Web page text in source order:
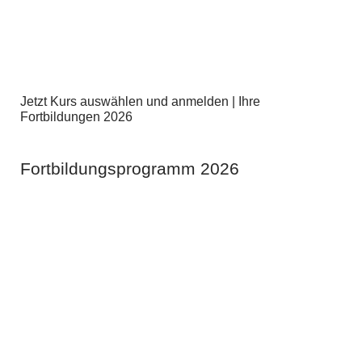
Jetzt Kurs auswählen und anmelden | Ihre
Fortbildungen 2026
Fortbildungsprogramm 2026